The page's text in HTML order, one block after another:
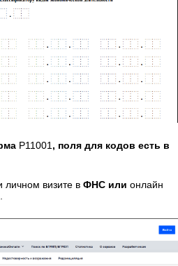
Р11001, поля для кодов есть в
визите в ФНС или онлайн